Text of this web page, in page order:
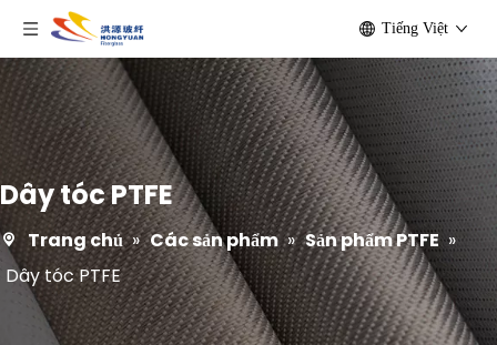
Tiếng Việt
Dây tóc PTFE
Trang chủ » Các sản phẩm » Sản phẩm PTFE »
Dây tóc PTFE